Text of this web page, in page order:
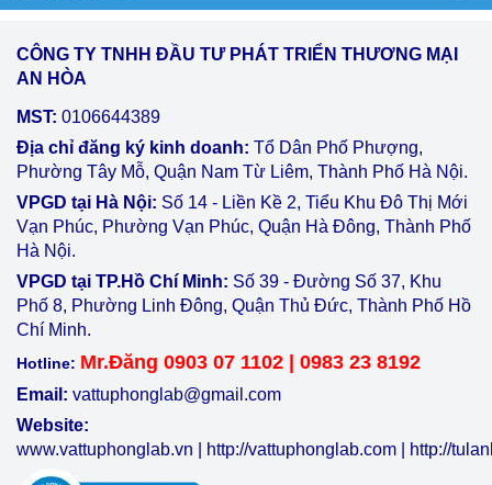
CÔNG TY TNHH ĐẦU TƯ PHÁT TRIỂN THƯƠNG MẠI
AN HÒA
MST: 0106644389
Địa chỉ đăng ký kinh doanh: Tổ Dân Phố Phượng,
Phường Tây Mỗ, Quận Nam Từ Liêm, Thành Phố Hà Nội.
VPGD tại Hà Nội: Số 14 - Liền Kề 2, Tiểu Khu Đô Thị Mới
Vạn Phúc, Phường Vạn Phúc, Quận Hà Đông, Thành Phố
Hà Nội.
VPGD tại TP.Hồ Chí Minh: Số 39 - Đường Số 37, Khu
Phố 8, Phường Linh Đông, Quận Thủ Đức, Thành Phố Hồ
Chí Minh.
Hotline: Mr.Đăng 0903 07 1102 | 0983 23 8192
Email: vattuphonglab@gmail.com
Website:
www.vattuphonglab.vn
http://vattuphonglab.com http://